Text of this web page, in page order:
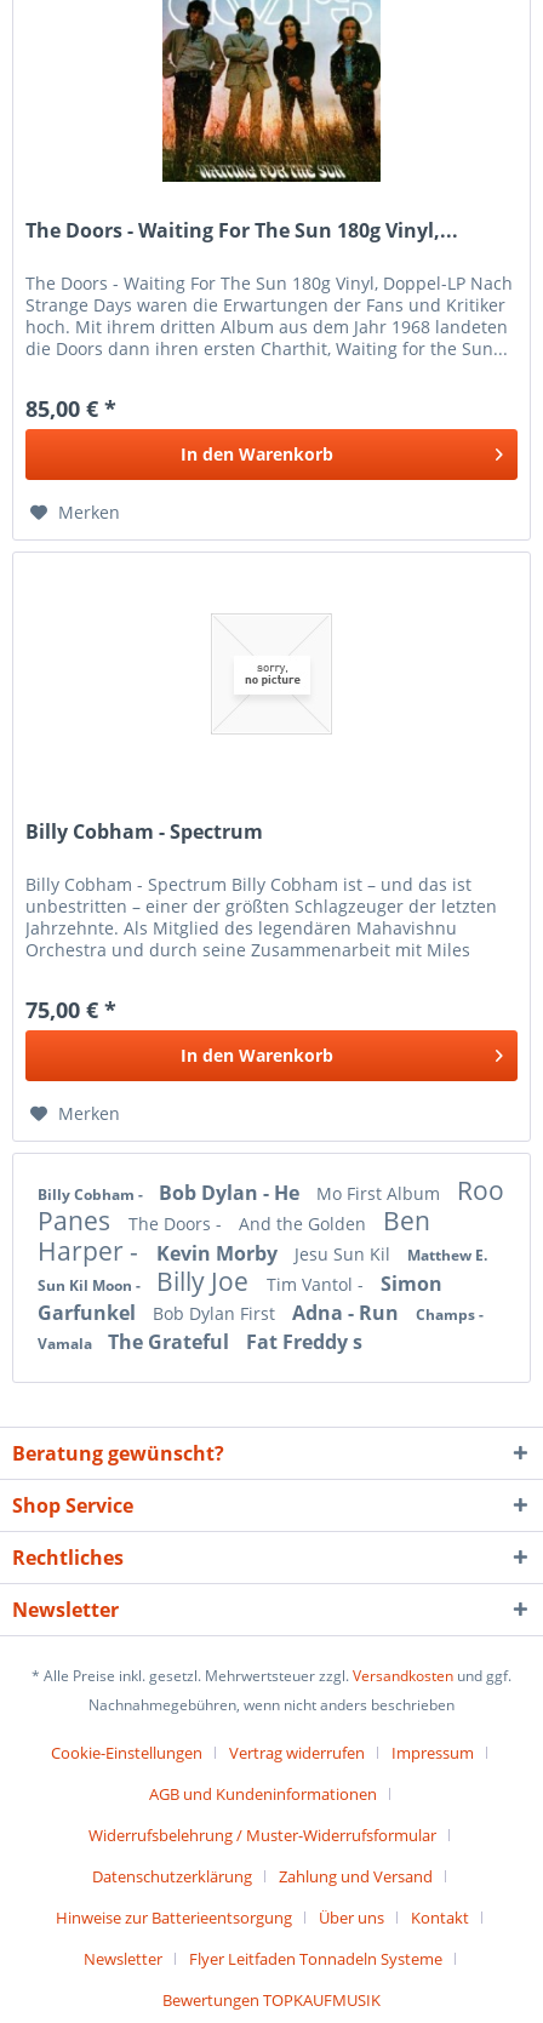
The Doors - Waiting For The Sun 180g Vinyl,...
The Doors - Waiting For The Sun 180g Vinyl, Doppel-LP Nach
Strange Days waren die Erwartungen der Fans und Kritiker
hoch. Mit ihrem dritten Album aus dem Jahr 1968 landeten
die Doors dann ihren ersten Charthit, Waiting for the Sun...
85,00 € *
In den Warenkorb
Merken
Billy Cobham - Spectrum
Billy Cobham - Spectrum Billy Cobham ist – und das ist
unbestritten – einer der größten Schlagzeuger der letzten
Jahrzehnte. Als Mitglied des legendären Mahavishnu
Orchestra und durch seine Zusammenarbeit mit Miles
75,00 € *
In den Warenkorb
Merken
Billy Cobham - Bob Dylan - He Mo First Album
Roo
Panes
The Doors - And the Golden
Ben
Harper -
Kevin Morby Jesu Sun Kil
Matthew E.
Sun Kil Moon -
Billy Joe Tim Vantol -
Simon
Garfunkel
Bob Dylan First Adna - Run
Champs -
Vamala
The Grateful Fat Freddy s
Beratung gewünscht?
Shop Service
Rechtliches
Newsletter
* Alle Preise inkl. gesetzl. Mehrwertsteuer zzgl.Versandkosten und ggf.
Nachnahmegebühren, wenn nicht anders beschrieben
Cookie-Einstellungen Vertrag widerrufen
Impressum
AGB und Kundeninformationen
Widerrufsbelehrung / Muster-Widerrufsformular
Datenschutzerklärung
Zahlung und Versand
Hinweise zur Batterieentsorgung
Über uns
Kontakt
Newsletter
Flyer Leitfaden Tonnadeln Systeme
Bewertungen TOPKAUFMUSIK